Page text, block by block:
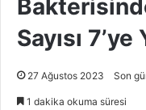
Sayısı
27 Ağustos 2023 Son
1 dakika okuma süresi